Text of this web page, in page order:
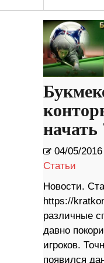
начать
04/05/2016
Статьи
Новости.
https://
различные
давно
игроков.
появился